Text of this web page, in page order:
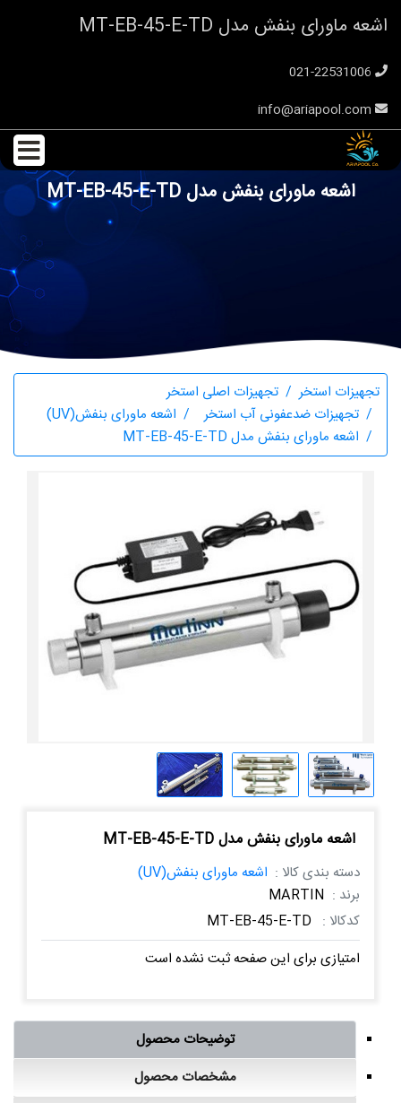
اشعه ماورای بنفش مدل MT-EB-45-E-TD
اشعه ماورای بنفش مدل MT-EB-45-E-TD
تجهیزات استخر
تجهیزات اصلی استخر
تجهیزات ضدعفونی آب استخر
اشعه ماورای بنفش(UV)
اشعه ماورای بنفش مدل MT-EB-45-E-TD
اشعه ماورای بنفش مدل MT-EB-45-E-TD
دسته بندی کالا : اشعه ماورای بنفش(UV)
برند : MARTIN
کدکالا : MT-EB-45-E-TD
امتیازی برای این صفحه ثبت نشده است
توضیحات محصول
مشخصات محصول